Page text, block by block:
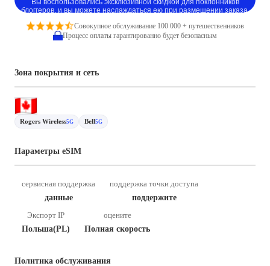
Вы воспользовались эксклюзивной скидкой для поклонников
блоггеров, и вы можете наслаждаться ею при размещении заказа.
Совокупное обслуживание 100 000 + путешественников
Процесс оплаты гарантированно будет безопасным
Зона покрытия и сеть
Rogers Wireless5G Bell5G
Параметры eSIM
сервисная поддержка
данные
поддержка точки доступа
поддержите
Экспорт IP
Польша(PL)
оцените
Полная скорость
Политика обслуживания